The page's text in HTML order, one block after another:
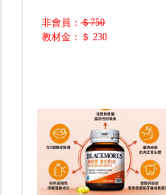
非會員：＄750
教材金：＄ 230